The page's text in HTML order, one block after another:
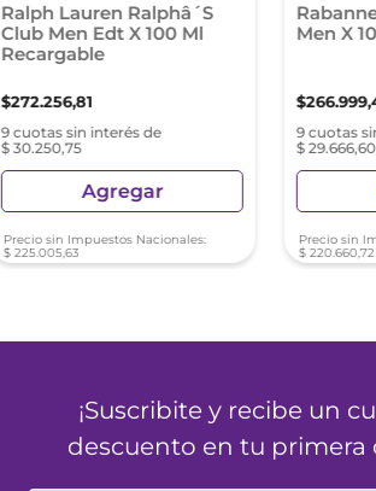
Ralph Lauren Ralphâ´S
Club Men Edt X 100 Ml
Recargable
$272.256,81
9 cuotas sin interés de
$ 30.250,75
Agregar
Precio sin Impuestos Nacionales:
$ 225.005,63
Men X
$266.999,
9 cuotas
$ 29.666,60
Precio sin
$ 220.660,72
¡Suscribite y recibe un
descuento en tu primera